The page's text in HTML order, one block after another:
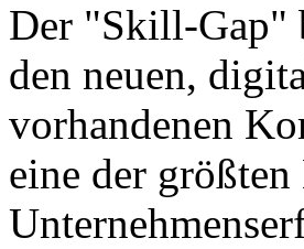
Der "Skill-Gap"
den neuen,
vorhandenen
eine der